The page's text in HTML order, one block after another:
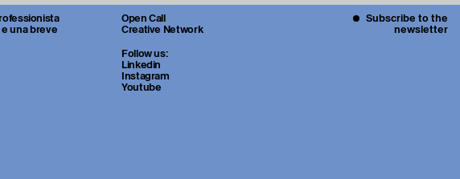
una breve
Open Call
Creative Network
Follow us:
Linkedin
Instagram
Youtube
Subscribe to the
newsletter